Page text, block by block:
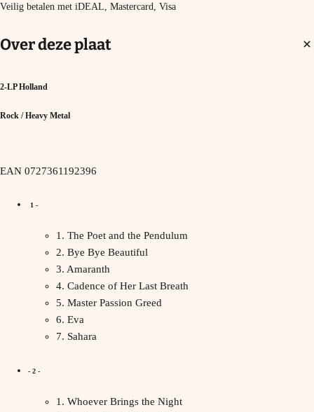
Veilig betalen met iDEAL, Mastercard, Visa
Over deze plaat
2-LP Holland
Rock / Heavy Metal
EAN 0727361192396
1 -
1. The Poet and the Pendulum
2. Bye Bye Beautiful
3. Amaranth
4. Cadence of Her Last Breath
5. Master Passion Greed
6. Eva
7. Sahara
- 2 -
1. Whoever Brings the Night